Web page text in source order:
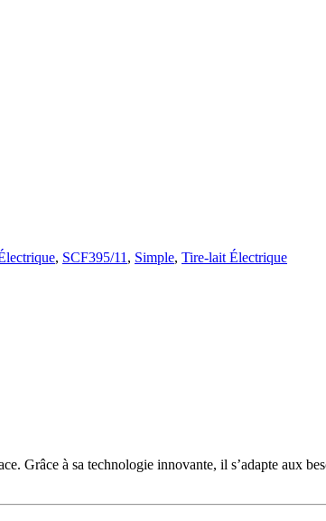
, SCF395/11 , Simple, Tire-lait Électrique
Grâce à sa technologie innovante, il s’adapte aux